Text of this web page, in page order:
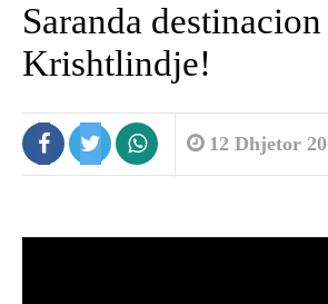
Saranda
Krishtlindje!
12 Dhjetor